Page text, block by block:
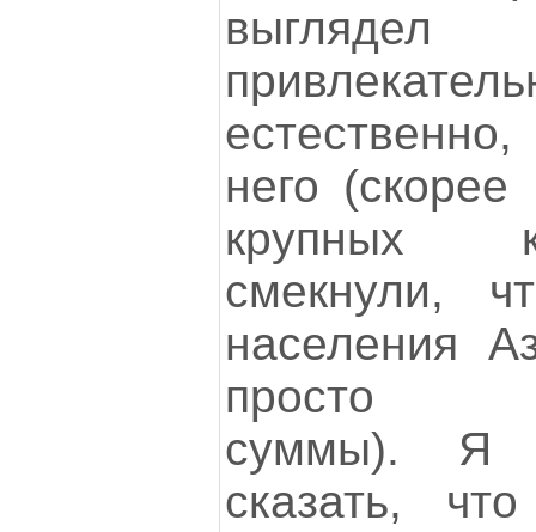
выглядел
него
крупных
смекнули,
населения
просто
суммы). Я
сказать,